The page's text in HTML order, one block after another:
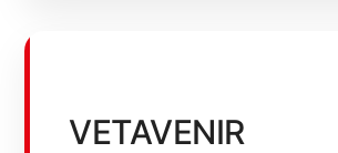
VETAVENIR